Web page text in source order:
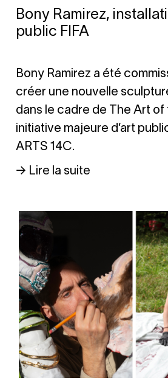
Bony Ramirez,
public FIFA
Bony Ramirez a été
créer une nouvelle
dans le cadre de The Art of
initiative majeure d’art
ARTS 14C.
→ Lire la suite